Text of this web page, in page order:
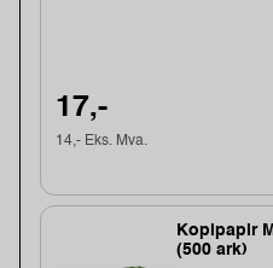
17,-
14,- Eks. Mva.
Kopipapir
(500 ark)